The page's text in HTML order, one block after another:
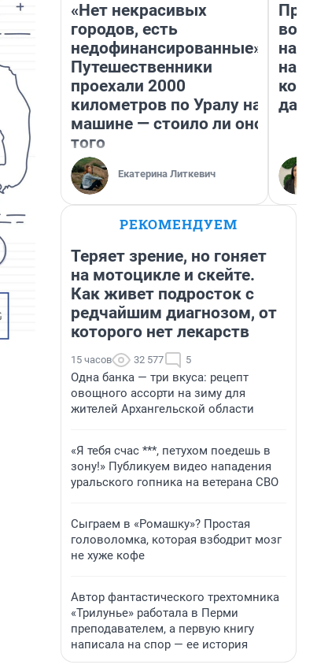
«Нет некрасивых
городов, есть
недофинансированные».
Путешественники
проехали 2000
километров по Уралу на
машине — стоило ли оно
того
Екатерина Литкевич
нам
даже
РЕКОМЕНДУЕМ
Теряет зрение, но гоняет
на мотоцикле и скейте.
Как живет подросток с
редчайшим диагнозом, от
которого нет лекарств
15 часов 32 577 5
Одна банка — три вкуса: рецепт
овощного ассорти на зиму для
жителей Архангельской области
«Я тебя счас ***, петухом поедешь в
зону!» Публикуем видео нападения
уральского гопника на ветерана СВО
Сыграем в «Ромашку»? Простая
головоломка, которая взбодрит мозг
не хуже кофе
Автор фантастического трехтомника
«Трилунье» работала в Перми
преподавателем, а первую книгу
написала на спор — ее история